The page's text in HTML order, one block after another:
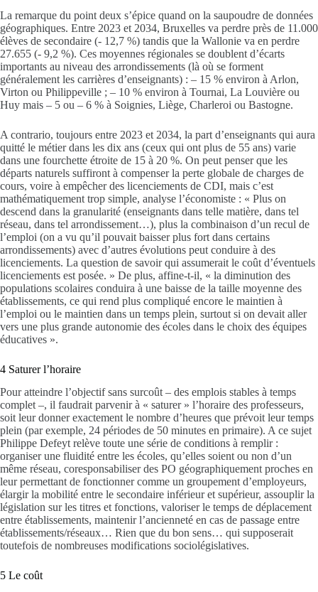
La remarque du point deux s’épice quand on la saupoudre de données
géographiques. Entre 2023 et 2034, Bruxelles va perdre près de 11.000
élèves de secondaire (- 12,7 %) tandis que la Wallonie va en perdre
27.655 (- 9,2 %). Ces moyennes régionales se doublent d’écarts
importants au niveau des arrondissements (là où se forment
généralement les carrières d’enseignants) : – 15 % environ à Arlon,
Virton ou Philippeville ; – 10 % environ à Tournai, La Louvière ou
Huy mais – 5 ou – 6 % à Soignies, Liège, Charleroi ou Bastogne.
A contrario, toujours entre 2023 et 2034, la part d’enseignants qui aura
quitté le métier dans les dix ans (ceux qui ont plus de 55 ans) varie
dans une fourchette étroite de 15 à 20 %. On peut penser que les
départs naturels suffiront à compenser la perte globale de charges de
cours, voire à empêcher des licenciements de CDI, mais c’est
mathématiquement trop simple, analyse l’économiste : « Plus on
descend dans la granularité (enseignants dans telle matière, dans tel
réseau, dans tel arrondissement…), plus la combinaison d’un recul de
l’emploi (on a vu qu’il pouvait baisser plus fort dans certains
arrondissements) avec d’autres évolutions peut conduire à des
licenciements. La question de savoir qui assumerait le coût d’éventuels
licenciements est posée. » De plus, affine-t-il, « la diminution des
populations scolaires conduira à une baisse de la taille moyenne des
établissements, ce qui rend plus compliqué encore le maintien à
l’emploi ou le maintien dans un temps plein, surtout si on devait aller
vers une plus grande autonomie des écoles dans le choix des équipes
éducatives ».
4 Saturer l’horaire
Pour atteindre l’objectif sans surcoût – des emplois stables à temps
complet –, il faudrait parvenir à « saturer » l’horaire des professeurs,
soit leur donner exactement le nombre d’heures que prévoit leur temps
plein (par exemple, 24 périodes de 50 minutes en primaire). A ce sujet
Philippe Defeyt relève toute une série de conditions à remplir :
organiser une fluidité entre les écoles, qu’elles soient ou non d’un
même réseau, coresponsabiliser des PO géographiquement proches en
leur permettant de fonctionner comme un groupement d’employeurs,
élargir la mobilité entre le secondaire inférieur et supérieur, assouplir la
législation sur les titres et fonctions, valoriser le temps de déplacement
entre établissements, maintenir l’ancienneté en cas de passage entre
établissements/réseaux… Rien que du bon sens… qui supposerait
toutefois de nombreuses modifications sociolégislatives.
5 Le coût